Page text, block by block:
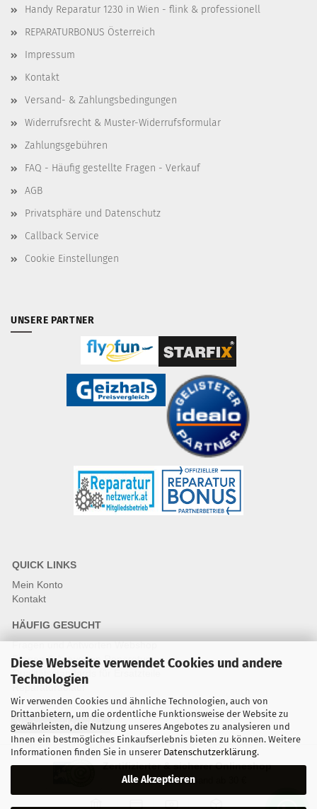
Diese Webseite verwendet Cookies und andere
Technologien
Wir verwenden Cookies und ähnliche Technologien, auch von
Drittanbietern, um die ordentliche Funktionsweise der Website zu
gewährleisten, die Nutzung unseres Angebotes zu analysieren und
Ihnen ein bestmögliches Einkaufserlebnis bieten zu können. Weitere
Informationen finden Sie in unserer Datenschutzerklärung.
Alle Akzeptieren
Handy Reparatur 1230 in Wien - flink & professionell
REPARATURBONUS Österreich
Impressum
Kontakt
Versand- & Zahlungsbedingungen
Widerrufsrecht & Muster-Widerrufsformular
Zahlungsgebühren
FAQ - Häufig gestellte Fragen - Verkauf
AGB
Privatsphäre und Datenschutz
Callback Service
Cookie Einstellungen
UNSERE PARTNER
QUICK LINKS
Mein Konto
Kontakt
HÄUFIG GESUCHT
Fragen und Antworten Webshop
Fragen & Antworten Reparatur
Qualitätsstandards für Ersatzteile
Reparaturablauf
Vertrag widerrufen
Zertifizierter & sicherer Onlineshop
Kostenloser Versand ab 30 €